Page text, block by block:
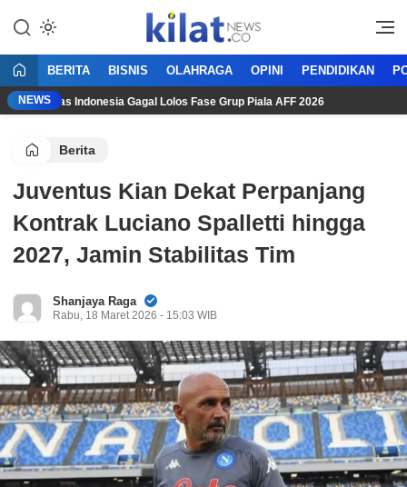
KilatNews.co
Mencerdaskan Anak Bangsa
BERITA BISNIS OLAHRAGA OPINI PENDIDIKAN
NEWSIndonesia Gagal Lolos Fase Grup Piala AFF 2026
Berita
Juventus Kian Dekat Perpanjang
Kontrak Luciano Spalletti hingga
2027, Jamin Stabilitas Tim
Shanjaya Raga
Rabu, 18 Maret 2026 - 15:03 WIB